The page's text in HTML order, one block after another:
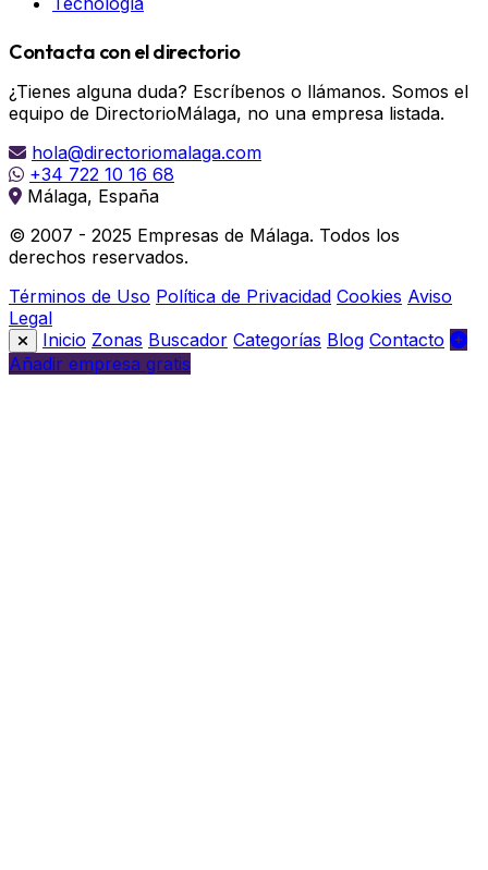
Contacta con el directorio
¿Tienes alguna duda? Escríbenos o llámanos. Somos el
equipo de DirectorioMálaga, no una empresa listada.
hola@directoriomalaga.com
+34 722 10 16 68
Málaga, España
© 2007 - 2025 Empresas de Málaga. Todos los
derechos reservados.
Términos de Uso Política de Privacidad Cookies Aviso
Legal
Inicio Zonas Buscador Categorías Blog Contacto
Añadir empresa gratis